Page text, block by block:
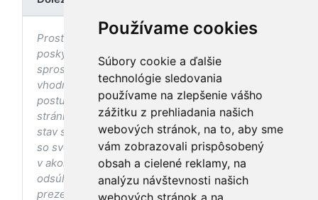
Používame cookies
Súbory cookie a ďalšie
technológie sledovania
používame na zlepšenie vášho
zážitku z prehliadania našich
webových stránok, na to, aby sme
vám zobrazovali prispôsobený
obsah a cielené reklamy, na
analýzu návštevnosti našich
webových stránok a na
Prostredníctvom stránky nedochádza k
poskytovaniu zdravotnej starostlivosti, ani k jej
sprostredkovaniu, ani k jej nahrádzaniu. O
vhodných postupoch v oblasti zdravia, vhodnosti
postupov a odporúčaní prezentovaných na
stránke s ohľadom na Váš zdravotný
stav sa pred ich aplikáciou vždy vopred poraďte
so svojím ošetrujúcim lekárom, a to najmä ak ste
v akomkoľvek štádiu tehotenstva. Bez
odsúhlasenia postupov a odporúčaní
prezentovaných na stránke Vaším ošetrujúcim